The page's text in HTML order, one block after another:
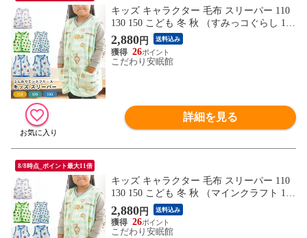
キッズ キャラクター 毛布 スリーパー 110
130 150 こども 冬 秋 （すみっコぐらし 110
／グリーン）【BC-79360RH-110GN】
2,880円 送料込み
26
こだわり安眠館
詳細を見る
8/8時点_ポイント最大11倍
キッズ キャラクター 毛布 スリーパー 110
130 150 こども 冬 秋 （マインクラフト 110
／グリーン）【BC-69360AH-110GN】
2,880円 送料込み
26
こだわり安眠館